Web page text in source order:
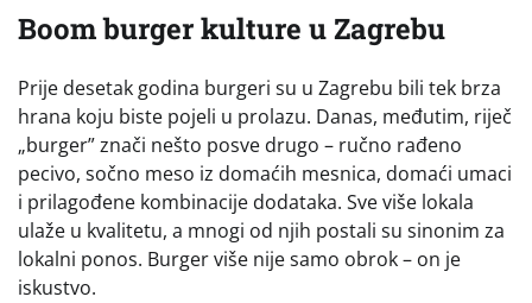
Boom burger kulture u Zagrebu
Prije desetak godina burgeri su u Zagrebu bili tek brza
hrana koju biste pojeli u prolazu. Danas, međutim, riječ
„burger” znači nešto posve drugo – ručno rađeno
pecivo, sočno meso iz domaćih mesnica, domaći umaci
i prilagođene kombinacije dodataka. Sve više lokala
ulaže u kvalitetu, a mnogi od njih postali su sinonim za
lokalni ponos. Burger više nije samo obrok – on je
iskustvo.